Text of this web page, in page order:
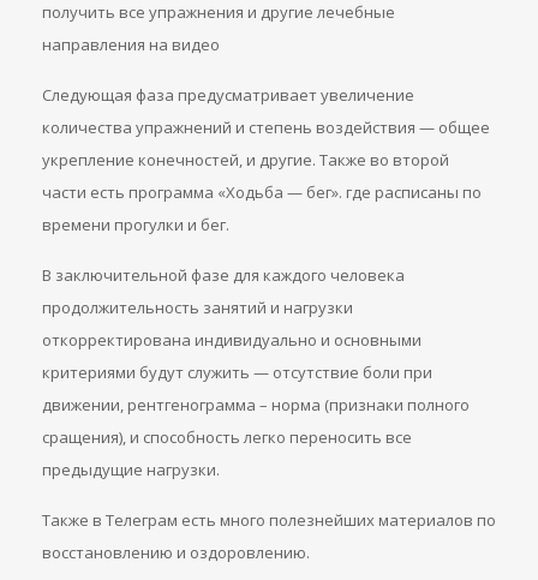
получить все упражнения и другие лечебные
направления на видео
Следующая фаза предусматривает увеличение
количества упражнений и степень воздействия — общее
укрепление конечностей, и другие. Также во второй
части есть программа «Ходьба — бег». где расписаны по
времени прогулки и бег.
В заключительной фазе для каждого человека
продолжительность занятий и нагрузки
откорректирована индивидуально и основными
критериями будут служить — отсутствие боли при
движении, рентгенограмма – норма (признаки полного
сращения), и способность легко переносить все
предыдущие нагрузки.
Также в Телеграм есть много полезнейших материалов по
восстановлению и оздоровлению.